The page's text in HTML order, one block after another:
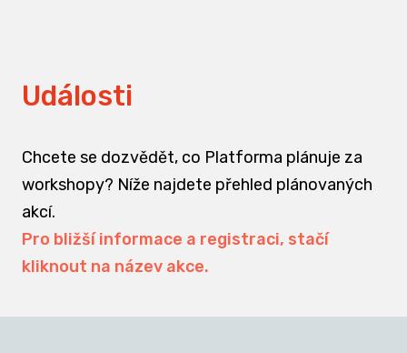
Události
Chcete se dozvědět, co Platforma plánuje za
workshopy? Níže najdete přehled plánovaných
akcí.
Pro bližší informace a registraci, stačí
kliknout na název akce.